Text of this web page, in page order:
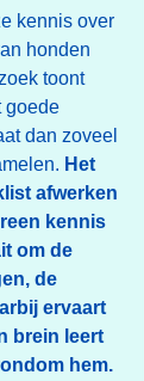
kennis over
honden
toont
goede
dan zoveel
Het
afwerken
kennis
om de
de
ervaart
brein leert
hem.